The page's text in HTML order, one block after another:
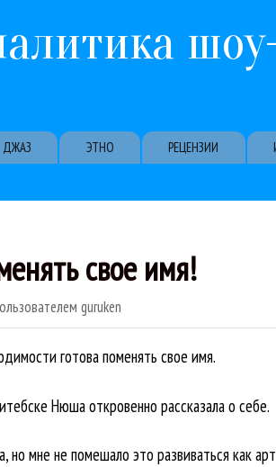
ДЖАЗ ЭТНО РЕЦЕНЗИИ
свое имя!
guruken
готова поменять свое имя.
Нюша откровенно рассказала о себе.
но мне не помешало это развиваться как